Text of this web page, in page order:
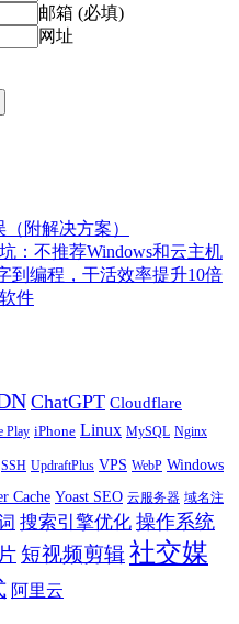
邮箱 (必填)
网址
附解决方案）
：不推荐Windows和云主机
到编程，干活效率提升10倍
件
ChatGPT Cloudflare
Play iPhone Linux MySQL Nginx
SSH UpdraftPlus VPS WebP Windows
Cache Yoast SEO 云服务器 域名注
搜索引擎优化 操作系统
短视频剪辑社交媒
阿里云